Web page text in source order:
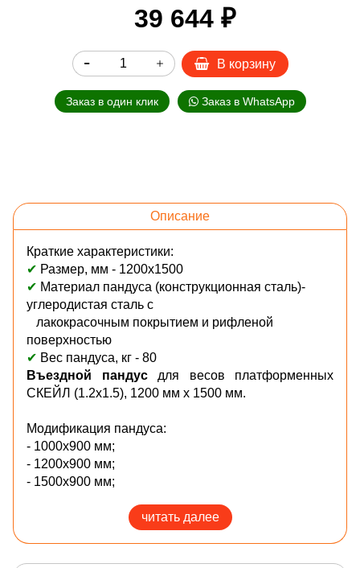
39 644 ₽
В корзину
Заказ в один клик Заказ в WhatsApp
Описание
Краткие характеристики:
✔ Размер, мм - 1200х1500
✔ Материал пандуса (конструкционная сталь)-
углеродистая сталь с
лакокрасочным покрытием и рифленой
поверхностью
✔ Вес пандуса, кг - 80
Въездной пандусдля весов платформенных
СКЕЙЛ (1.2х1.5), 1200 мм х 1500 мм.
Модификация пандуса:
- 1000х900 мм;
- 1200х900 мм;
- 1500х900 мм;
читать далее